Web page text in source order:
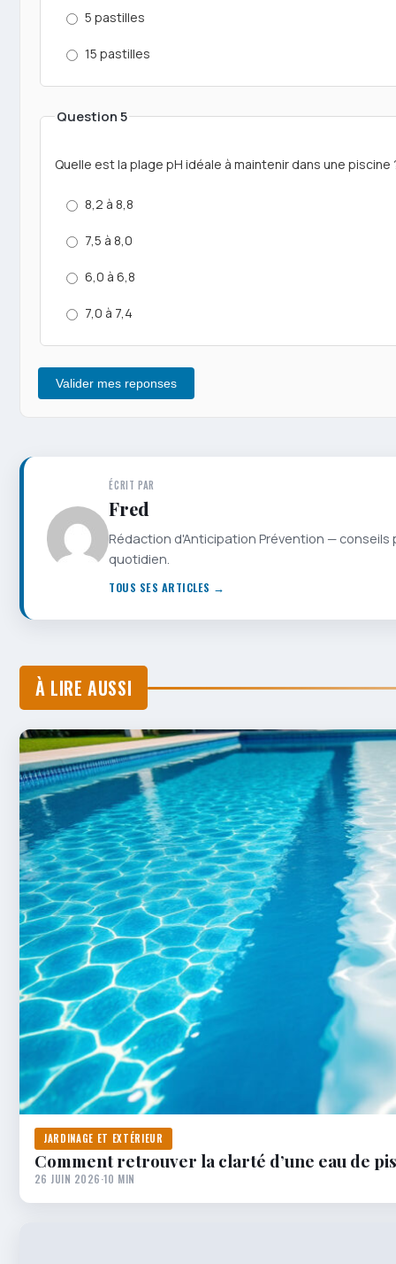
5 pastilles
15 pastilles
Question 5
Quelle est la plage pH idéale à maintenir dans une piscine
8,2 à 8,8
7,5 à 8,0
6,0 à 6,8
7,0 à 7,4
Valider mes reponses
ÉCRIT PAR
Fred
Rédaction d'Anticipation Prévention —
quotidien.
TOUS SES ARTICLES →
À LIRE AUSSI
JARDINAGE ET EXTÉRIEUR
Comment retrouver la clarté d’une eau de
26 JUIN 2026·10 MIN